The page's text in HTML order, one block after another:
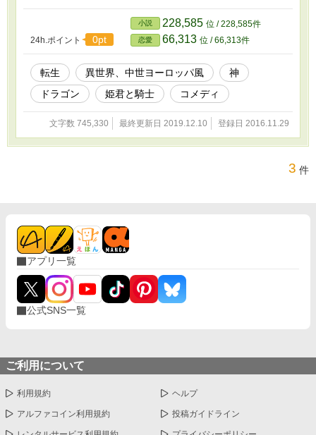
閉まった踏み切りで幼児を助ける代わりに自分
が死んでしまう。 転生したのは中世ヨーロッパ
風の異界の地リーフシュタイン国。 国の至宝と
謳われる男性が苦手なリリアーナ姫、または国
を救うために今日も奔走する。
24h.ポイント 0pt
小説 228,585 位 / 228,585件
恋愛 66,313 位 / 66,313件
転生 異世界、中世ヨーロッパ風
神
ドラゴン
姫君と騎士 コメディ
文字数 745,330 最終更新日 2019.12.10 登録日 2016.11.29
3 件
アプリ一覧
公式SNS一覧
ご利用について
利用規約 ヘルプ
アルファコイン利用規約 投稿ガイドライン